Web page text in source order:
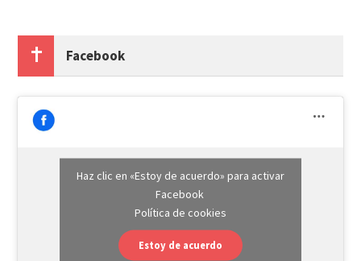
Facebook
Haz clic en «Estoy de acuerdo» para activar
Facebook
Política de cookies
Estoy de acuerdo